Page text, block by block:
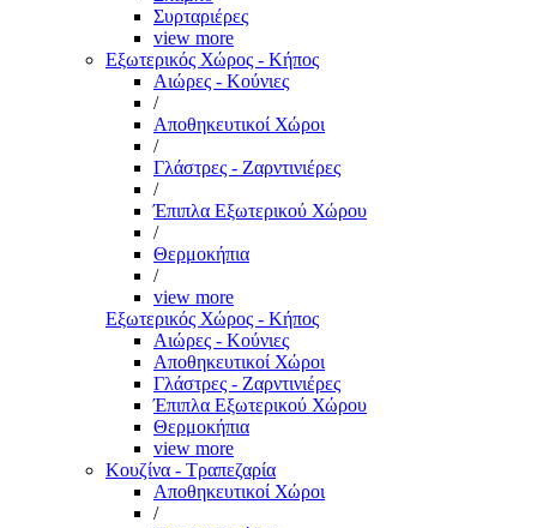
Συρταριέρες
view more
Εξωτερικός Χώρος - Κήπος
Αιώρες - Κούνιες
/
Αποθηκευτικοί Χώροι
/
Γλάστρες - Ζαρντινιέρες
/
Έπιπλα Εξωτερικού Χώρου
/
Θερμοκήπια
/
view more
Εξωτερικός Χώρος - Κήπος
Αιώρες - Κούνιες
Αποθηκευτικοί Χώροι
Γλάστρες - Ζαρντινιέρες
Έπιπλα Εξωτερικού Χώρου
Θερμοκήπια
view more
Κουζίνα - Τραπεζαρία
Αποθηκευτικοί Χώροι
/